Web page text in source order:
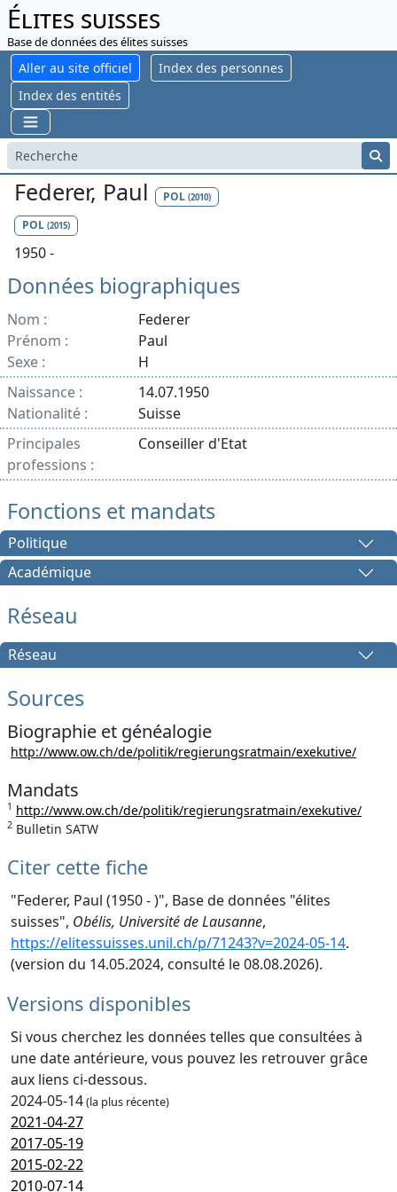
Élites suisses
Base de données des élites suisses
Aller au site officiel
Index des personnes
Index des entités
Federer, Paul POL (2010)
POL (2015)
1950 -
Données biographiques
Nom :
Federer
Prénom :
Paul
Sexe :
H
Naissance :
14.07.1950
Nationalité :
Suisse
Principales
professions :
Conseiller d'Etat
Fonctions et mandats
Politique
Académique
Réseau
Réseau
Sources
Biographie et généalogie
http://www.ow.ch/de/politik/regierungsratmain/exekutive/
Mandats
1 http://www.ow.ch/de/politik/regierungsratmain/exekutive/
2 Bulletin SATW
Citer cette fiche
"Federer, Paul (1950 - )", Base de données "élites
suisses", Obélis, Université de Lausanne,
https://elitessuisses.unil.ch/p/71243?v=2024-05-14.
(version du 14.05.2024, consulté le 08.08.2026).
Versions disponibles
Si vous cherchez les données telles que consultées à
une date antérieure, vous pouvez les retrouver grâce
aux liens ci-dessous.
2024-05-14(la plus récente)
2021-04-27
2017-05-19
2015-02-22
2010-07-14